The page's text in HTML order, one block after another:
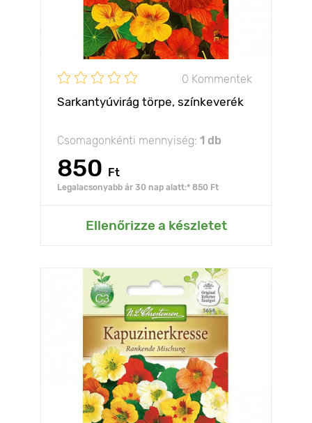
0 Kommentek
Sarkantyúvirág törpe, színkeverék
Csomagonkénti mennyiség: 1 db
850 Ft
Legalacsonyabb ár 30 nap alatt:* 850 Ft
Ellenőrizze a készletet